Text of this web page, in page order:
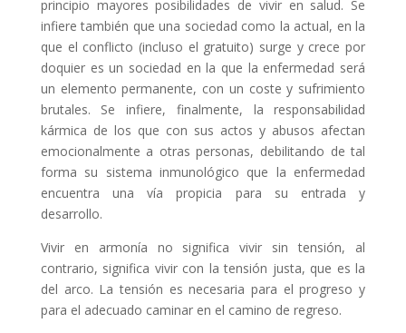
principio mayores posibilidades de vivir en salud. Se
infiere también que una sociedad como la actual, en la
que el conflicto (incluso el gratuito) surge y crece por
doquier es un sociedad en la que la enfermedad será
un elemento permanente, con un coste y sufrimiento
brutales. Se infiere, finalmente, la responsabilidad
kármica de los que con sus actos y abusos afectan
emocionalmente a otras personas, debilitando de tal
forma su sistema inmunológico que la enfermedad
encuentra una vía propicia para su entrada y
desarrollo.
Vivir en armonía no significa vivir sin tensión, al
contrario, significa vivir con la tensión justa, que es la
del arco. La tensión es necesaria para el progreso y
para el adecuado caminar en el camino de regreso.